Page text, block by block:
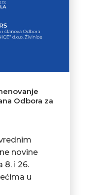
Odbora za
novine
8. i 26.
u